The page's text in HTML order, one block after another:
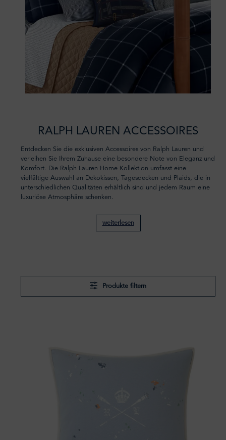
RALPH LAUREN ACCESSOIRES
Entdecken Sie die exklusiven Accessoires von Ralph Lauren und
verleihen Sie Ihrem Zuhause eine besondere Note von Eleganz und
Komfort. Die Ralph Lauren Home Kollektion umfasst eine
vielfältige Auswahl an Dekokissen, Tagesdecken und Plaids, die in
unterschiedlichen Qualitäten erhältlich sind und jedem Raum eine
luxuriöse Atmosphäre schenken.
weiterlesen
Produkte filtern